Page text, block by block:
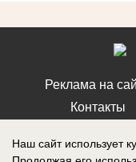
Реклама на
Контакты
Наш сайт использует